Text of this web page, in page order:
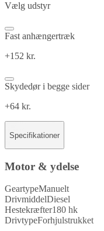
Vælg udstyr
Fast anhængertræk
+152 kr.
Skydedør i begge sider
+64 kr.
Specifikationer
Motor & ydelse
GeartypeManuelt
DrivmiddelDiesel
Hestekræfter180 hk
DrivtypeForhjulstrukket